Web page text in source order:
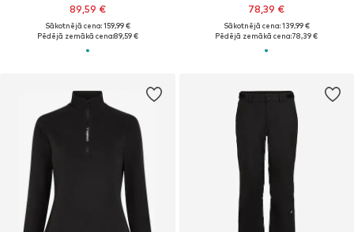
89,59 €
Sākotnējā cena: 159,99 €
Pēdējā zemākā cena:89,59 €
78,39 €
Sākotnējā cena: 139,99 €
Pēdējā zemākā cena:78,39 €